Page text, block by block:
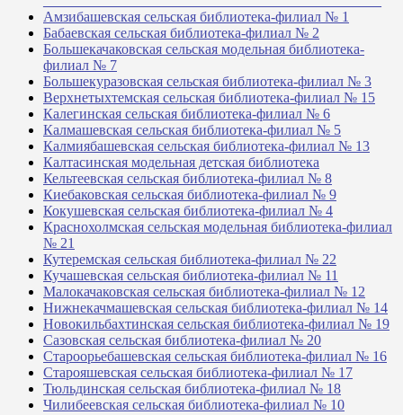
Амзибашевская сельская библиотека-филиал № 1
Бабаевская сельская библиотека-филиал № 2
Большекачаковская сельская модельная библиотека-
филиал № 7
Большекуразовская сельская библиотека-филиал № 3
Верхнетыхтемская сельская библиотека-филиал № 15
Калегинская сельская библиотека-филиал № 6
Калмашевская сельская библиотека-филиал № 5
Калмиябашевская сельская библиотека-филиал № 13
Калтасинская модельная детская библиотека
Кельтеевская сельская библиотека-филиал № 8
Киебаковская сельская библиотека-филиал № 9
Кокушевская сельская библиотека-филиал № 4
Краснохолмская сельская модельная библиотека-филиал
№ 21
Кутеремская сельская библиотека-филиал № 22
Кучашевская сельская библиотека-филиал № 11
Малокачаковская сельская библиотека-филиал № 12
Нижнекачмашевская сельская библиотека-филиал № 14
Новокильбахтинская сельская библиотека-филиал № 19
Сазовская сельская библиотека-филиал № 20
Староорьебашевская сельская библиотека-филиал № 16
Старояшевская сельская библиотека-филиал № 17
Тюльдинская сельская библиотека-филиал № 18
Чилибеевская сельская библиотека-филиал № 10